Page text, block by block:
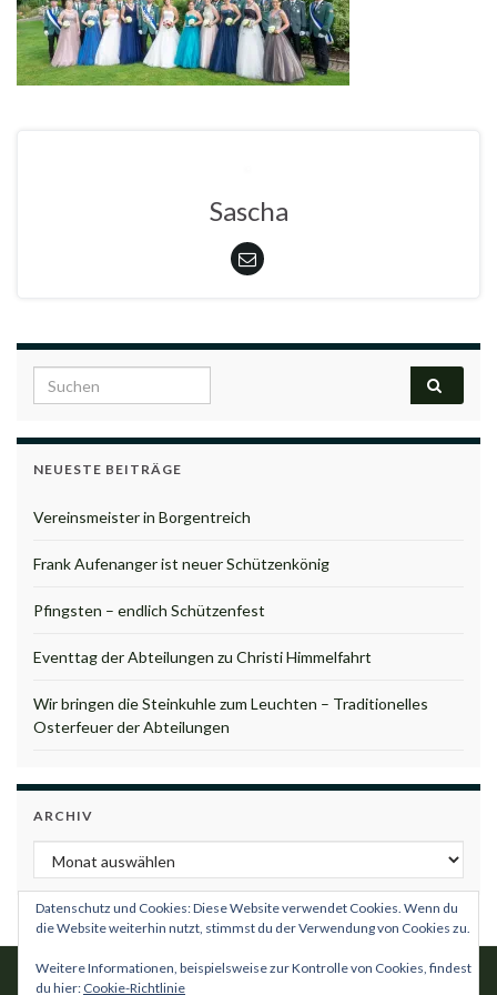
Sascha
Search for:
NEUESTE BEITRÄGE
Vereinsmeister in Borgentreich
Frank Aufenanger ist neuer Schützenkönig
Pfingsten – endlich Schützenfest
Eventtag der Abteilungen zu Christi Himmelfahrt
Wir bringen die Steinkuhle zum Leuchten – Traditionelles
Osterfeuer der Abteilungen
ARCHIV
Archiv
Impressum Datenschutzordnung
Datenschutz und Cookies: Diese Website verwendet Cookies. Wenn du
die Website weiterhin nutzt, stimmst du der Verwendung von Cookies zu.
Weitere Informationen, beispielsweise zur Kontrolle von Cookies, findest
du hier: Cookie-Richtlinie